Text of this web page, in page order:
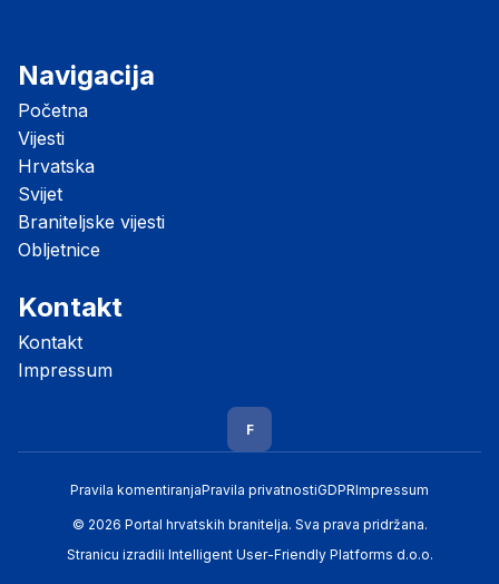
Navigacija
Početna
Vijesti
Hrvatska
Svijet
Braniteljske vijesti
Obljetnice
Kontakt
Kontakt
Impressum
F
Pravila komentiranjaPravila privatnostiGDPRImpressum
© 2026 Portal hrvatskih branitelja. Sva prava pridržana.
Stranicu izradili Intelligent User-Friendly Platforms d.o.o.